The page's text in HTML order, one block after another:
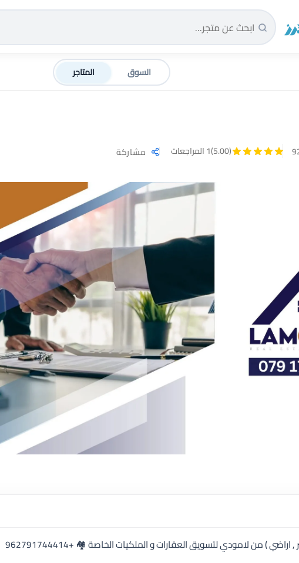
السوق المتاجر
(5.00) 1 المراجعات مشاركة
) من لامودي لتسويق العقارات و الملكيات الخاصة 🏘 +962791744414